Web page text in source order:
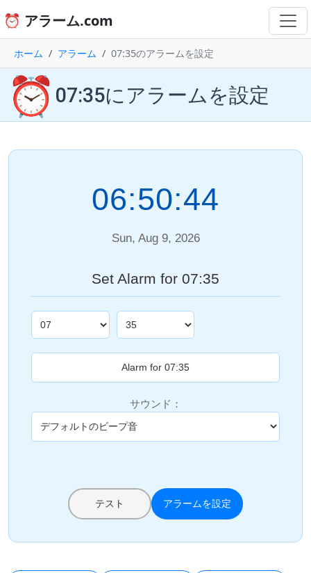
⏰ アラーム.com
ホーム アラーム 07:35のアラームを設定
⏰ 07:35にアラームを設定
06:50:44
Sun, Aug 9, 2026
Set Alarm for 07:35
サウンド：
テスト アラームを設定